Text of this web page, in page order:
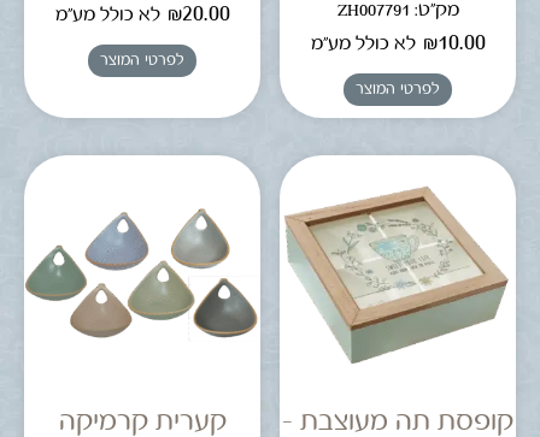
מק"ט: ZH007791
₪10.00 לא כולל מע"מ
לפרטי המוצר
₪20.00 לא כולל מע"מ
לפרטי המוצר
קופסת תה מעוצבת –
קערית קרמיקה